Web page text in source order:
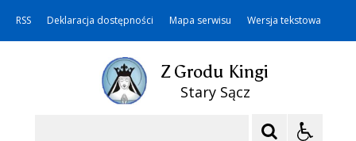
RSS Deklaracja dostępności Mapa serwisu Wersja tekstowa
Z Grodu Kingi
Stary Sącz